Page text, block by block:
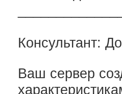
Консультант:
Ваш сервер